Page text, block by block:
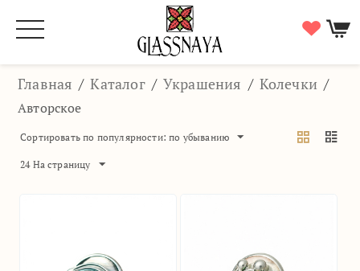
Главная / Каталог / Украшения / Колечки /
Авторское
Сортировать по популярности: по убыванию
24 На страницу